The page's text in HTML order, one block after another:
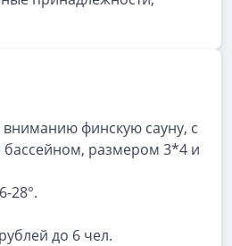
финскую сауну, с
размером 3*4 и
28°.
до 6 чел.